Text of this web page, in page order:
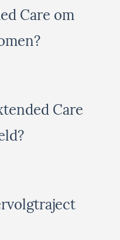
Care om
Care